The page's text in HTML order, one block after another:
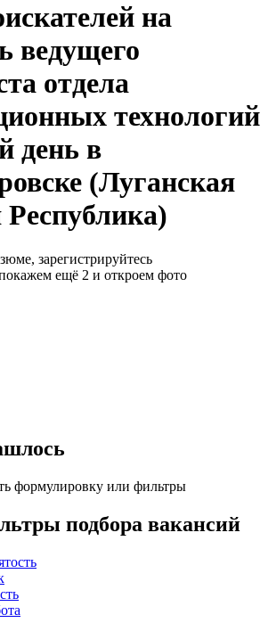
на
ведущего
отдела
технологий
день в
(Луганская
зарегистрируйтесь
ещё 2 и откроем фото
формулировку или фильтры
подбора вакансий